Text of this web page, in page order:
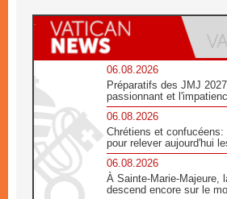
06.08.2026
Préparatifs des JMJ
passionnant et
06.08.2026
Chrétiens et
pour relever aujourd'hui
06.08.2026
À Sainte-Marie-Majeure,
descend encore sur le